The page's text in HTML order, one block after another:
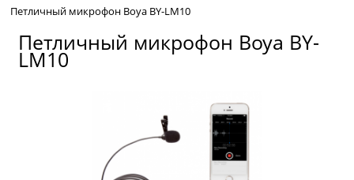
Петличный микрофон Boya BY-LM10
Петличный микрофон Boya BY-
LM10